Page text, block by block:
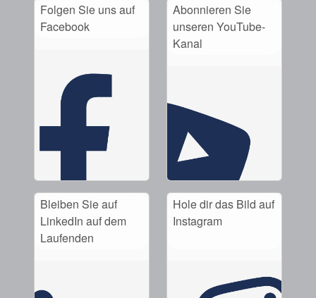
Folgen Sie uns auf
Facebook
Abonnieren Sie
unseren YouTube-
Kanal
Bleiben Sie auf
LinkedIn auf dem
Laufenden
Hole dir das Bild auf
Instagram